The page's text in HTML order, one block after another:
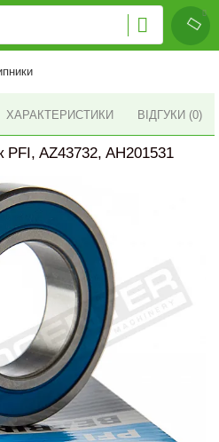
ХАРАКТЕРИСТИКИ ВІДГУКИ (0)
AZ43732, AH201531